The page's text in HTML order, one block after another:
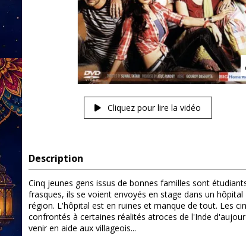
Cliquez pour lire la vidéo
Description
Cinq jeunes gens issus de bonnes familles sont
frasques, ils se voient envoyés en stage dans un
région. L'hôpital est en ruines et manque de tout. Les
confrontés à certaines réalités atroces de l'Inde
venir en aide aux villageois...